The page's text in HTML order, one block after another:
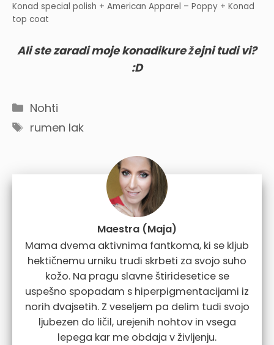
Konad special polish + American Apparel – Poppy + Konad
top coat
Ali ste zaradi moje konadikure žejni tudi vi?
:D
Categories
Nohti
Tags
rumen lak
Maestra (Maja)
Mama dvema aktivnima fantkoma, ki se kljub
hektičnemu urniku trudi skrbeti za svojo suho
kožo. Na pragu slavne štiridesetice se
uspešno spopadam s hiperpigmentacijami iz
norih dvajsetih. Z veseljem pa delim tudi svojo
ljubezen do ličil, urejenih nohtov in vsega
lepega kar me obdaja v življenju.